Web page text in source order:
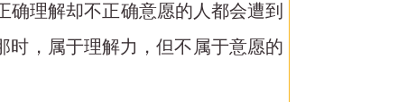
确理解却不正确意愿的人都会遭到
时，属于理解力，但不属于意愿的